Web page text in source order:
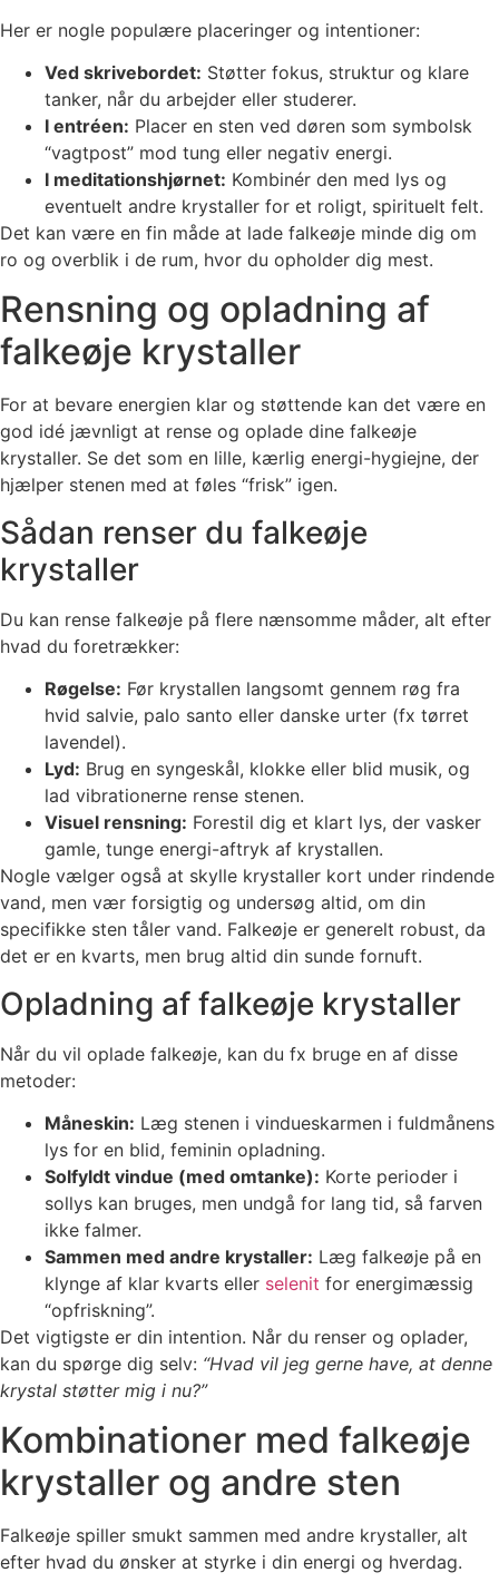
Her er nogle populære placeringer og intentioner:
Ved skrivebordet: Støtter fokus, struktur og klare
tanker, når du arbejder eller studerer.
I entréen: Placer en sten ved døren som symbolsk
“vagtpost” mod tung eller negativ energi.
I meditationshjørnet: Kombinér den med lys og
eventuelt andre krystaller for et roligt, spirituelt felt.
Det kan være en fin måde at lade falkeøje minde dig om
ro og overblik i de rum, hvor du opholder dig mest.
Rensning og opladning af
falkeøje krystaller
For at bevare energien klar og støttende kan det være en
god idé jævnligt at rense og oplade dine falkeøje
krystaller. Se det som en lille, kærlig energi-hygiejne, der
hjælper stenen med at føles “frisk” igen.
Sådan renser du falkeøje
krystaller
Du kan rense falkeøje på flere nænsomme måder, alt efter
hvad du foretrækker:
Røgelse: Før krystallen langsomt gennem røg fra
hvid salvie, palo santo eller danske urter (fx tørret
lavendel).
Lyd: Brug en syngeskål, klokke eller blid musik, og
lad vibrationerne rense stenen.
Visuel rensning: Forestil dig et klart lys, der vasker
gamle, tunge energi-aftryk af krystallen.
Nogle vælger også at skylle krystaller kort under rindende
vand, men vær forsigtig og undersøg altid, om din
specifikke sten tåler vand. Falkeøje er generelt robust, da
det er en kvarts, men brug altid din sunde fornuft.
Opladning af falkeøje krystaller
Når du vil oplade falkeøje, kan du fx bruge en af disse
metoder:
Måneskin: Læg stenen i vindueskarmen i fuldmånens
lys for en blid, feminin opladning.
Solfyldt vindue (med omtanke): Korte perioder i
sollys kan bruges, men undgå for lang tid, så farven
ikke falmer.
Sammen med andre krystaller: Læg falkeøje på en
klynge af klar kvarts eller selenit for energimæssig
“opfriskning”.
Det vigtigste er din intention. Når du renser og oplader,
kan du spørge dig selv: “Hvad vil jeg gerne have, at denne
krystal støtter mig i nu?”
Kombinationer med falkeøje
krystaller og andre sten
Falkeøje spiller smukt sammen med andre krystaller, alt
efter hvad du ønsker at styrke i din energi og hverdag.